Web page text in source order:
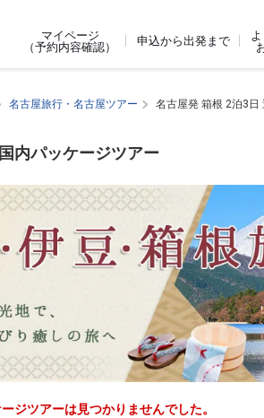
マイページ
（予約内容確認）
申込から出発まで
名古屋旅行・名古屋ツアー 名古屋発 箱根 2泊3日
内パッケージツアー
ジツアーは見つかりませんでした。